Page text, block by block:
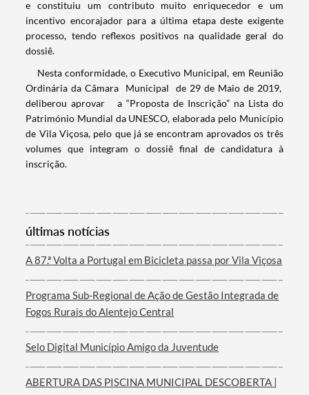
Termo de Pesquisa
Categorias gerais
e constituiu um contributo muito enriquecedor e um
incentivo encorajador para a última etapa deste exigente
processo, tendo reflexos positivos na qualidade geral do
dossiê.
Nesta conformidade, o Executivo Municipal, em Reunião
Ordinária da Câmara Municipal de 29 de Maio de 2019,
deliberou aprovar a “Proposta de Inscrição” na Lista do
Património Mundial da UNESCO, elaborada pelo Município
de Vila Viçosa, pelo que já se encontram aprovados os três
volumes que integram o dossiê final de candidatura à
inscrição.
últimas notícias
A 87.ª Volta a Portugal em Bicicleta passa por Vila Viçosa
Programa Sub-Regional de Ação de Gestão Integrada de
Fogos Rurais do Alentejo Central
Selo Digital Município Amigo da Juventude
ABERTURA DAS PISCINA MUNICIPAL DESCOBERTA |